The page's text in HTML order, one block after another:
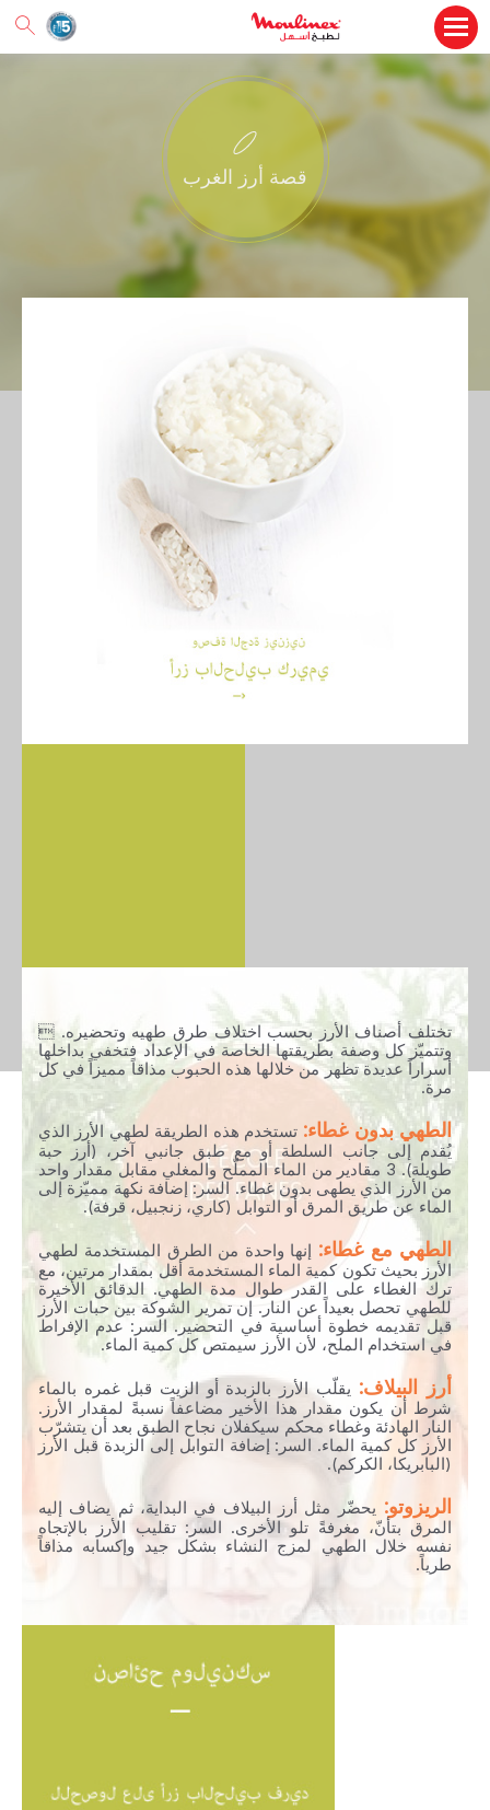
قصة أرز الغرب
تختلف أصناف الأرز بحسب اختلاف طرق طهيه وتحضيره. 
وتتميّز كل وصفة بطريقتها الخاصة في الإعداد فتخفي بداخلها
أسراراً عديدة تظهر من خلالها هذه الحبوب مذاقاً مميزاً في كل
مرة.
الطهي بدون غطاء:تستخدم هذه الطريقة لطهي الأرز الذي
يُقدم إلى جانب السلطة أو مع طبق جانبي آخر، (أرز حبة
طويلة). 3 مقادير من الماء المملّح والمغلي مقابل مقدار واحد
من الأرز الذي يطهى بدون غطاء. السر: إضافة نكهة مميّزة إلى
الماء عن طريق المرق أو التوابل (كاري، زنجبيل، قرفة).
الطهي مع غطاء: إنها واحدة من الطرق المستخدمة لطهي
الأرز بحيث تكون كمية الماء المستخدمة أقل بمقدار مرتين، مع
ترك الغطاء على القدر طوال مدة الطهي. الدقائق الأخيرة
للطهي تحصل بعيداً عن النار. إن تمرير الشوكة بين حبات الأرز
قبل تقديمه خطوة أساسية في التحضير. السر: عدم الإفراط
في استخدام الملح، لأن الأرز سيمتص كل كمية الماء.
أرز البيلاف: يقلّب الأرز بالزبدة أو الزيت قبل غمره بالماء
شرط أن يكون مقدار هذا الأخير مضاعفاً نسبةً لمقدار الأرز.
النار الهادئة وغطاء محكم سيكفلان نجاح الطبق بعد أن يتشرّب
الأرز كل كمية الماء. السر: إضافة التوابل إلى الزبدة قبل الأرز
(البابريكا، الكركم).
الريزوتو: يحضّر مثل أرز البيلاف في البداية، ثم يضاف إليه
المرق بتأنّ، مغرفةً تلو الأخرى. السر: تقليب الأرز بالإتجاه
نفسه خلال الطهي لمزج النشاء بشكل جيد وإكسابه مذاقاً
طرياً.